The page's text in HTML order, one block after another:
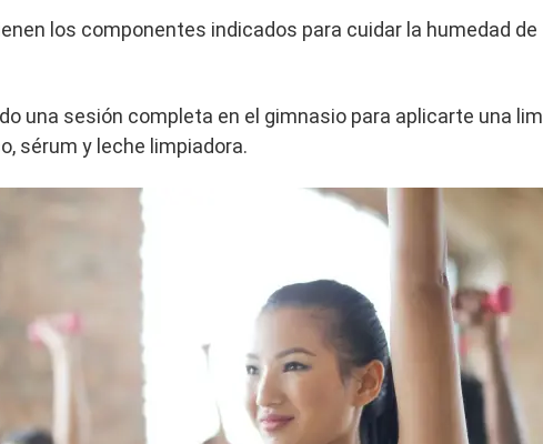
los componentes indicados para cuidar la humedad
una sesión completa en el gimnasio para aplicarte una
sérum y leche limpiadora.